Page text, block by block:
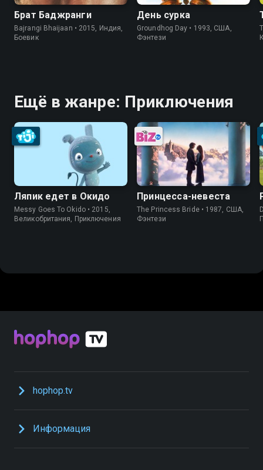
Брат Баджранги
Bajrangi Bhaijaan • 2015, Индия,
Боевик
День сурка
Groundhog Day • 1993, США,
Фэнтези
Ещё в жанре: Приключения
Ляпик едет в Окидо
Messy Goes To Okido • 2015,
Великобритания, Приключения
Принцесса-невеста
The Princess Bride • 1987, США,
Фэнтези
hophop.tv
Информация